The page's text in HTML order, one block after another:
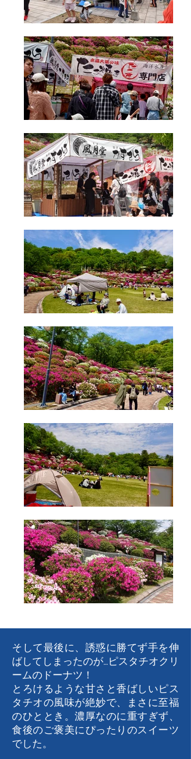
そして最後に、誘惑に勝てず手を伸
ばしてしまったのが…ピスタチオクリ
ームのドーナツ！
とろけるような甘さと香ばしいピス
タチオの風味が絶妙で、まさに至福
のひととき。濃厚なのに重すぎず、
食後のご褒美にぴったりのスイーツ
でした。